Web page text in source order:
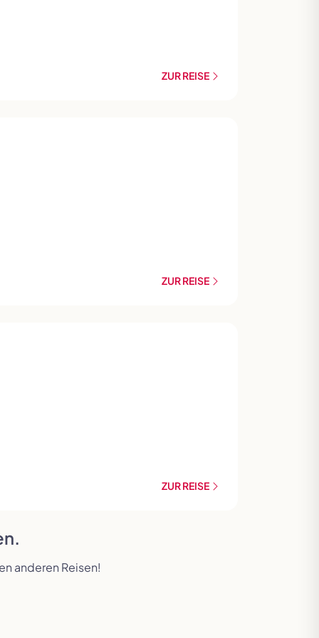
ZUR REISE
ZUR REISE
ZUR REISE
anderen Reisen!